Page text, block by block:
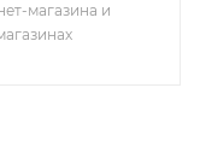
магазина и